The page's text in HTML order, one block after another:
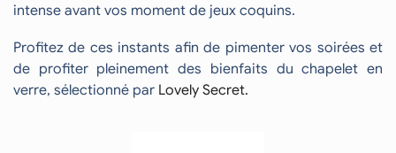
intense avant vos moment de jeux coquins.
Profitez de ces instants afin de pimenter vos soirées et
de profiter pleinement des bienfaits du chapelet en
verre, sélectionné par Lovely Secret.